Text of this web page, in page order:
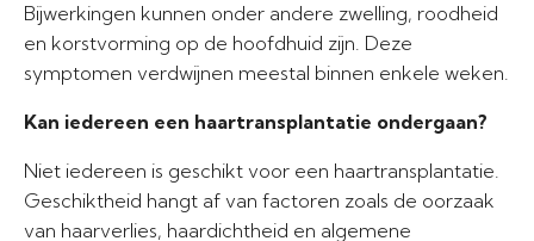
Bijwerkingen kunnen onder andere zwelling, roodheid
en korstvorming op de hoofdhuid zijn. Deze
symptomen verdwijnen meestal binnen enkele weken.
Kan iedereen een haartransplantatie ondergaan?
Niet iedereen is geschikt voor een haartransplantatie.
Geschiktheid hangt af van factoren zoals de oorzaak
van haarverlies, haardichtheid en algemene